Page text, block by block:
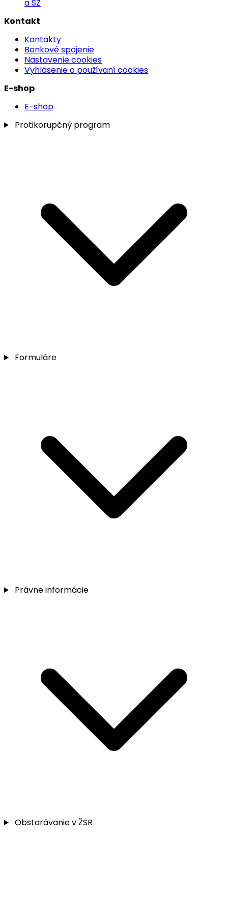
a SZ
Kontakt
Kontakty
Bankové spojenie
Nastavenie cookies
Vyhlásenie o používaní cookies
E-shop
E-shop
Protikorupčný program
Formuláre
Právne informácie
Obstarávanie v ŽSR